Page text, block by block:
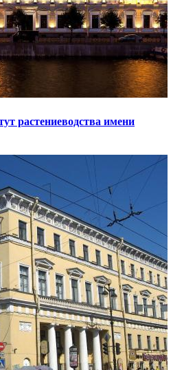
растениеводства имени